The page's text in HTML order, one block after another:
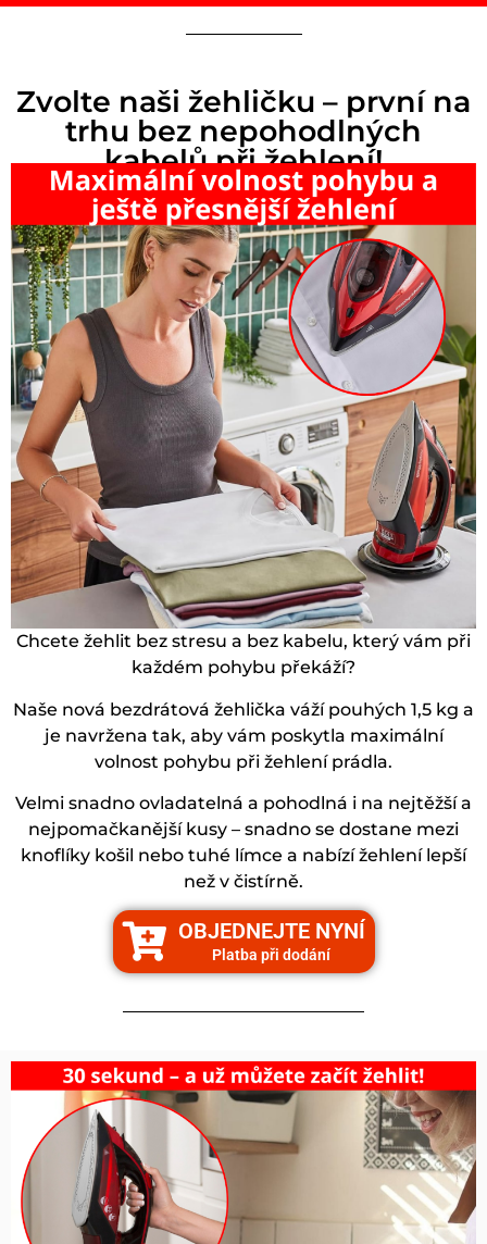
Zvolte naši žehličku – první na
trhu bez nepohodlných
kabelů při žehlení!
Chcete žehlit bez stresu a bez kabelu, který vám při
každém pohybu překáží?
Naše nová bezdrátová žehlička váží pouhých 1,5 kg a
je navržena tak, aby vám poskytla maximální
volnost pohybu při žehlení prádla.
Velmi snadno ovladatelná a pohodlná i na nejtěžší a
nejpomačkanější kusy – snadno se dostane mezi
knoflíky košil nebo tuhé límce a nabízí žehlení lepší
než v čistírně.
OBJEDNEJTE NYNÍ
Platba při dodání